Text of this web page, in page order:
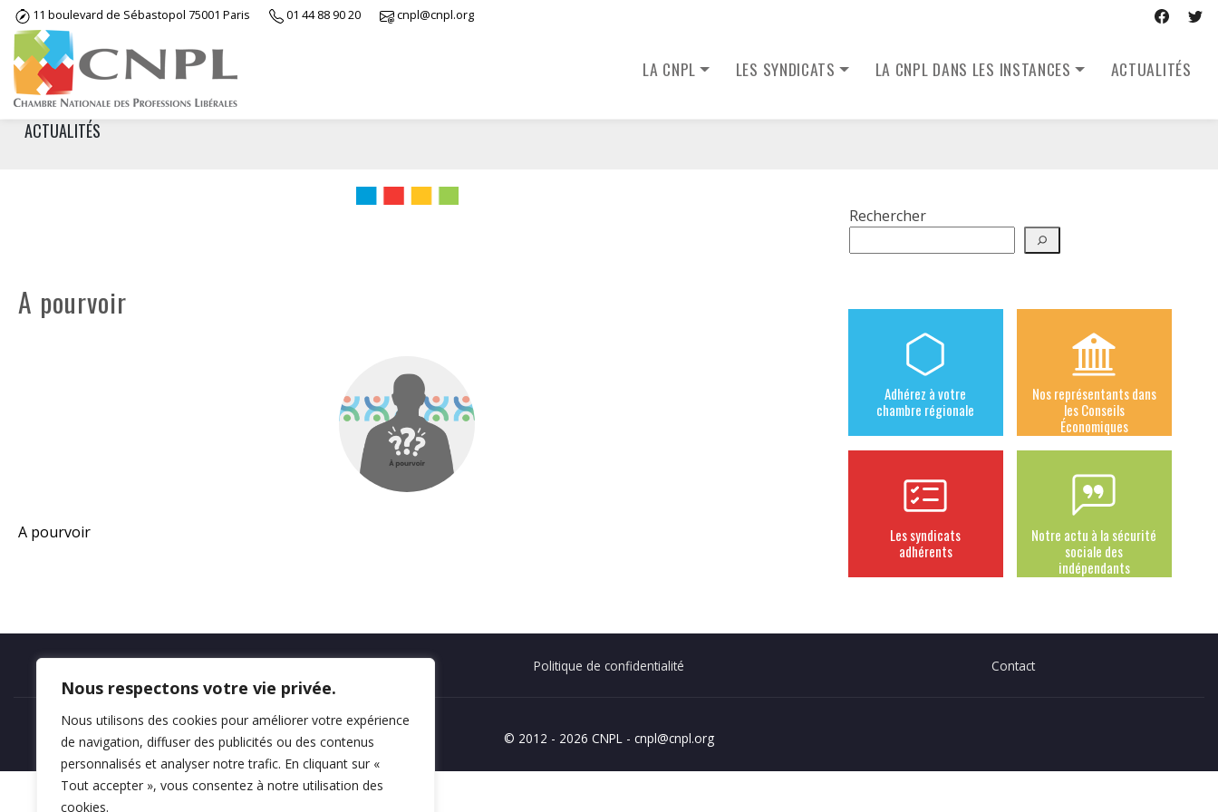
Nous respectons votre vie privée.
Nous utilisons des cookies pour améliorer votre expérience
de navigation, diffuser des publicités ou des contenus
personnalisés et analyser notre trafic. En cliquant sur «
Tout accepter », vous consentez à notre utilisation des
cookies.
Skip
content
11 boulevard de Sébastopol 75001 Paris 01 44 88 90 20 cnpl@cnpl.org
LA CNPL LES SYNDICATS LA CNPL DANS LES INSTANCES ACTUALITÉS
ACTUALITÉS
A pourvoir
A pourvoir
Rechercher
Adhérez à votre
chambre régionale
Nos représentants dans
les Conseils
Économiques
Les syndicats
adhérents
Notre actu à la sécurité
sociale des
indépendants
Politique de confidentialité Contact
© 2012 - 2026 CNPL - cnpl@cnpl.org